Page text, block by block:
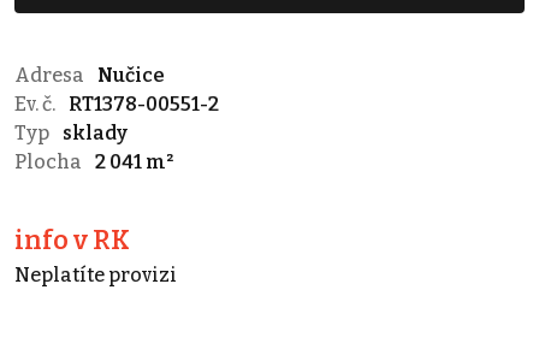
Adresa
Nučice
Ev. č.
RT1378-00551-2
Typ
sklady
Plocha
2 041 m²
info v RK
Neplatíte provizi